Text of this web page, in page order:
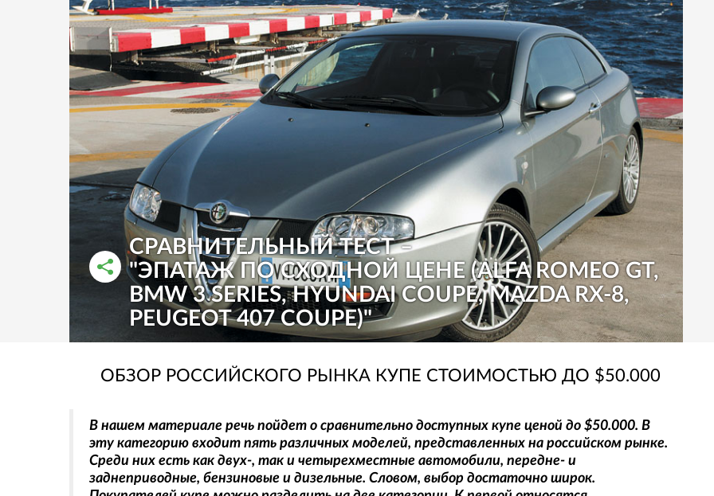
СРАВНИТЕЛЬНЫЙ ТЕСТ –
"ЭПАТАЖ ПО СХОДНОЙ ЦЕНЕ (ALFA ROMEO GT,
BMW 3 SERIES, HYUNDAI COUPE, MAZDA RX-8,
PEUGEOT 407 COUPE)"
РАССКАЗАТЬ ВО ВКОНТАКТЕ
РАССКАЗАТЬ В ОДНОКЛАССНИКАХ
ОБЗОР РОССИЙСКОГО РЫНКА КУПЕ СТОИМОСТЬЮ ДО $50.000
В нашем материале речь пойдет о сравнительно доступных купе ценой до $50.000. В
эту категорию входит пять различных моделей, представленных на российском рынке.
Среди них есть как двух-, так и четырехместные автомобили, передне- и
заднеприводные, бензиновые и дизельные. Словом, выбор достаточно широк.